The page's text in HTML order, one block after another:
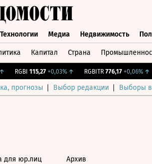
Технологии Медиа Недвижимость
Капитал Страна
RGBI 115,27 +0,03%↑ RGBITR 776,17 +0,06%↑
прогнозы Выбор редакции Выборы в
для юр.лиц Архив